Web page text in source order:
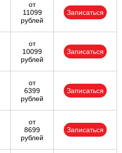
от
11099
рублей
Записаться
от
10099
рублей
Записаться
от
6399
рублей
Записаться
от
8699
рублей
Записаться